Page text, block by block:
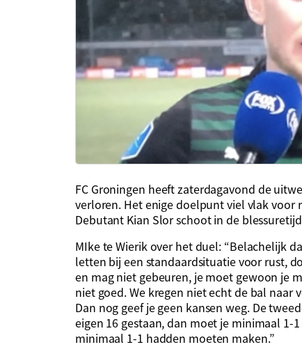
FC Groningen heeft zaterdagavond de
verloren. Het enige doelpunt viel vlak voor
Debutant Kian Slor schoot in de
MIke te Wierik over het duel: “Belachelijk
letten bij een standaardsituatie voor rust,
en mag niet gebeuren, je moet gewoon je
niet goed. We kregen niet echt de bal naar
Dan nog geef je geen kansen weg. De
eigen 16 gestaan, dan moet je minimaal 1-
minimaal 1-1 hadden moeten maken.”